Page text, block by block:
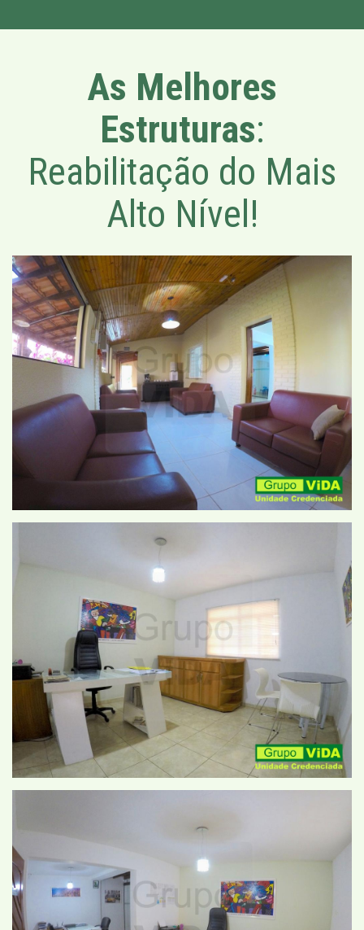
As Melhores
Estruturas:
Reabilitação do Mais
Alto Nível!